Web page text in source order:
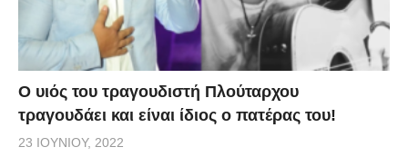
O υιός του τραγουδιστή Πλούταρχου
τραγουδάει και είναι ίδιος ο πατέρας του!
23 ΙΟΥΝΊΟΥ, 2022